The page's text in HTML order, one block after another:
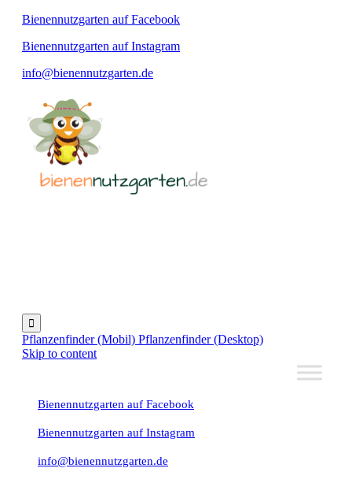
Bienennutzgarten auf Facebook
Bienennutzgarten auf Instagram
info@bienennutzgarten.de

Pflanzenfinder (Mobil) Pflanzenfinder (Desktop)
Skip to content
Bienennutzgarten auf Facebook
Bienennutzgarten auf Instagram
info@bienennutzgarten.de